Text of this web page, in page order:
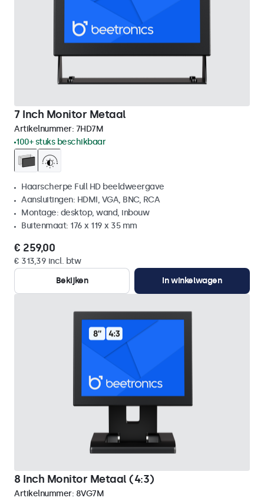
7 Inch Monitor Metaal
Artikelnummer: 7HD7M
100+ stuks beschikbaar
Haarscherpe Full HD beeldweergave
Aansluitingen: HDMI, VGA, BNC, RCA
Montage: desktop, wand, inbouw
Buitenmaat: 176 x 119 x 35 mm
€ 259,00
€ 313,39 incl. btw
Bekijken
In winkelwagen
8 Inch Monitor Metaal (4:3)
Artikelnummer: 8VG7M